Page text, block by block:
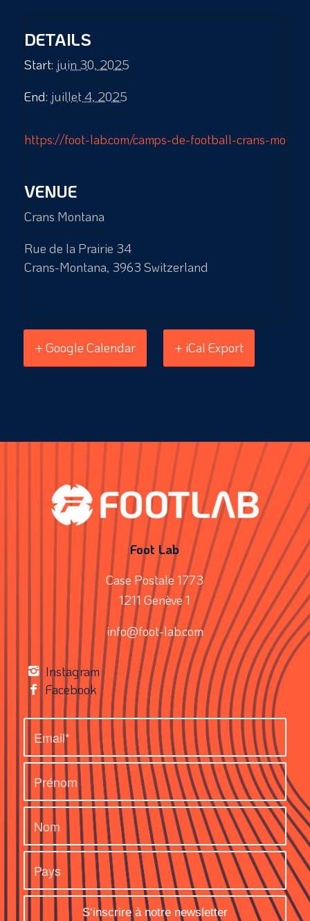
DETAILS
Start: juin 30, 2025
End: juillet 4, 2025
https://foot-lab.com/camps-de-football-crans-
VENUE
Crans Montana
Rue de la Prairie 34
Crans-Montana, 3963 Switzerland
+ Google Calendar + iCal Export
Foot Lab
Case Postale 1773
1211 Genève 1
info@foot-lab.com
Instagram
Facebook